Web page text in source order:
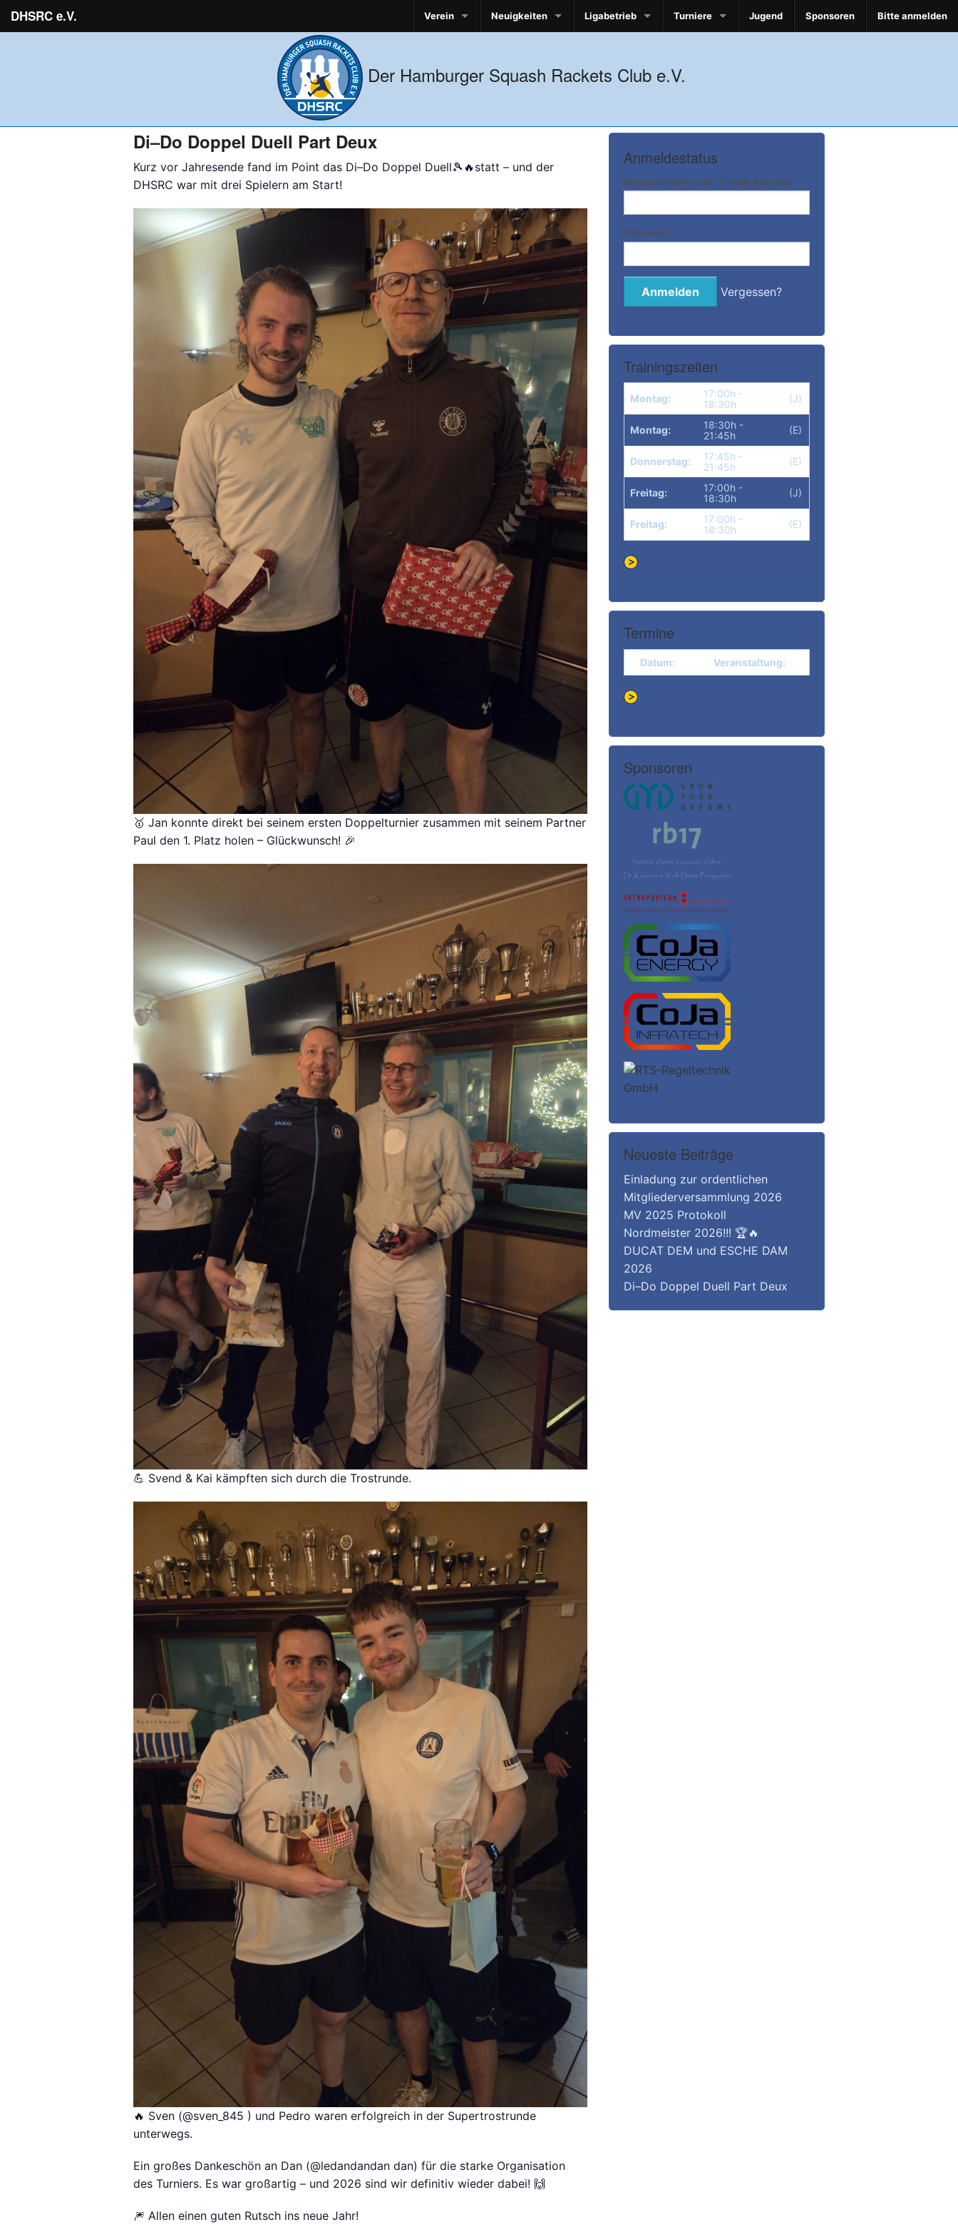
DHSRC e.V. Verein Neuigkeiten Ligabetrieb Turniere Jugend Sponsoren Bitte anmelden
Der Hamburger Squash Rackets Club e.V.
Di–Do Doppel Duell Part Deux
Kurz vor Jahresende fand im Point das Di–Do Doppel Duell🎾🔥statt – und der
DHSRC war mit drei Spielern am Start!
🥇 Jan konnte direkt bei seinem ersten Doppelturnier zusammen mit seinem Partner
Paul den 1. Platz holen – Glückwunsch! 🎉
💪 Svend & Kai kämpften sich durch die Trostrunde.
🔥 Sven (@sven_845 ) und Pedro waren erfolgreich in der Supertrostrunde
unterwegs.
Ein großes Dankeschön an Dan (@ledandandan dan) für die starke Organisation
des Turniers. Es war großartig – und 2026 sind wir definitiv wieder dabei! 🙌
🎆 Allen einen guten Rutsch ins neue Jahr!
Anmeldestatus
Benutzername oder E-Mail-Adresse
Passwort
Vergessen?
Trainingszeiten
Montag:
17:00h -
18:30h
(J)
Montag:
18:30h -
21:45h
(E)
Donnerstag:
17:45h -
21:45h
(E)
Freitag:
17:00h -
18:30h
(J)
Freitag:
17:00h -
18:30h
(E)
Termine
Datum: Veranstaltung:
Sponsoren
Neueste Beiträge
Einladung zur ordentlichen
Mitgliederversammlung 2026
MV 2025 Protokoll
Nordmeister 2026!!! 🏆🔥
DUCAT DEM und ESCHE DAM
2026
Di–Do Doppel Duell Part Deux